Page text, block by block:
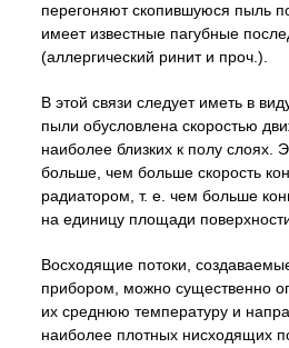
перегоняют скопившуюся пыль
имеет известные пагубные
(аллергический ринит и проч.).
В этой связи следует иметь в
пыли обусловлена скоростью
наиболее близких к полу слоях.
больше, чем больше скорость
радиатором, т. е. чем больше
на единицу площади
Восходящие потоки,
прибором, можно существенно
их среднюю температуру и
наиболее плотных нисходящих